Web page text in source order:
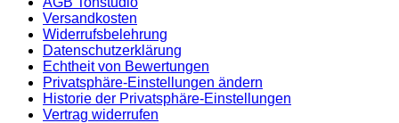
Versandkosten
Widerrufsbelehrung
Datenschutzerklärung
Echtheit von Bewertungen
Privatsphäre-Einstellungen ändern
Historie der Privatsphäre-Einstellungen
Vertrag widerrufen